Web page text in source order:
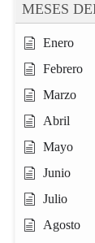
MESES
Enero
Febrero
Marzo
Abril
Mayo
Junio
Julio
Agosto